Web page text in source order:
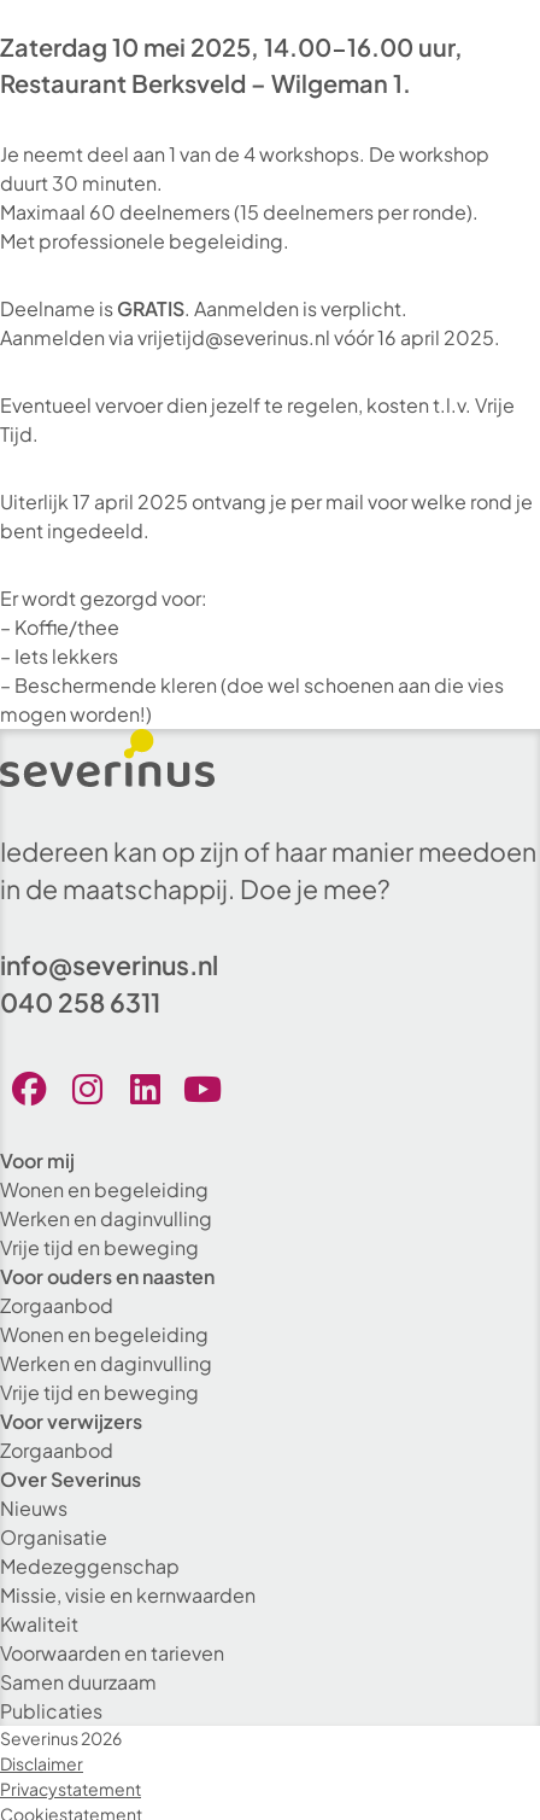
Zaterdag 10 mei 2025, 14.00-16.00 uur,
Restaurant Berksveld – Wilgeman 1.
Je neemt deel aan 1 van de 4 workshops. De workshop
duurt 30 minuten.
Maximaal 60 deelnemers (15 deelnemers per ronde).
Met professionele begeleiding.
Deelname isGRATIS. Aanmelden is verplicht.
Aanmelden via vrijetijd@severinus.nl vóór 16 april 2025.
Eventueel vervoer dien jezelf te regelen, kosten t.l.v. Vrije
Tijd.
Uiterlijk 17 april 2025 ontvang je per mail voor welke rond je
bent ingedeeld.
Er wordt gezorgd voor:
– Koffie/thee
– Iets lekkers
– Beschermende kleren (doe wel schoenen aan die vies
mogen worden!)
Iedereen kan op zijn of haar manier meedoen
in de maatschappij. Doe je mee?
info@severinus.nl
040 258 6311
Voor mij
Wonen en begeleiding
Werken en daginvulling
Vrije tijd en beweging
Voor ouders en naasten
Zorgaanbod
Wonen en begeleiding
Werken en daginvulling
Vrije tijd en beweging
Voor verwijzers
Zorgaanbod
Over Severinus
Nieuws
Organisatie
Medezeggenschap
Missie, visie en kernwaarden
Kwaliteit
Voorwaarden en tarieven
Samen duurzaam
Publicaties
Severinus 2026
Disclaimer
Privacystatement
Cookiestatement